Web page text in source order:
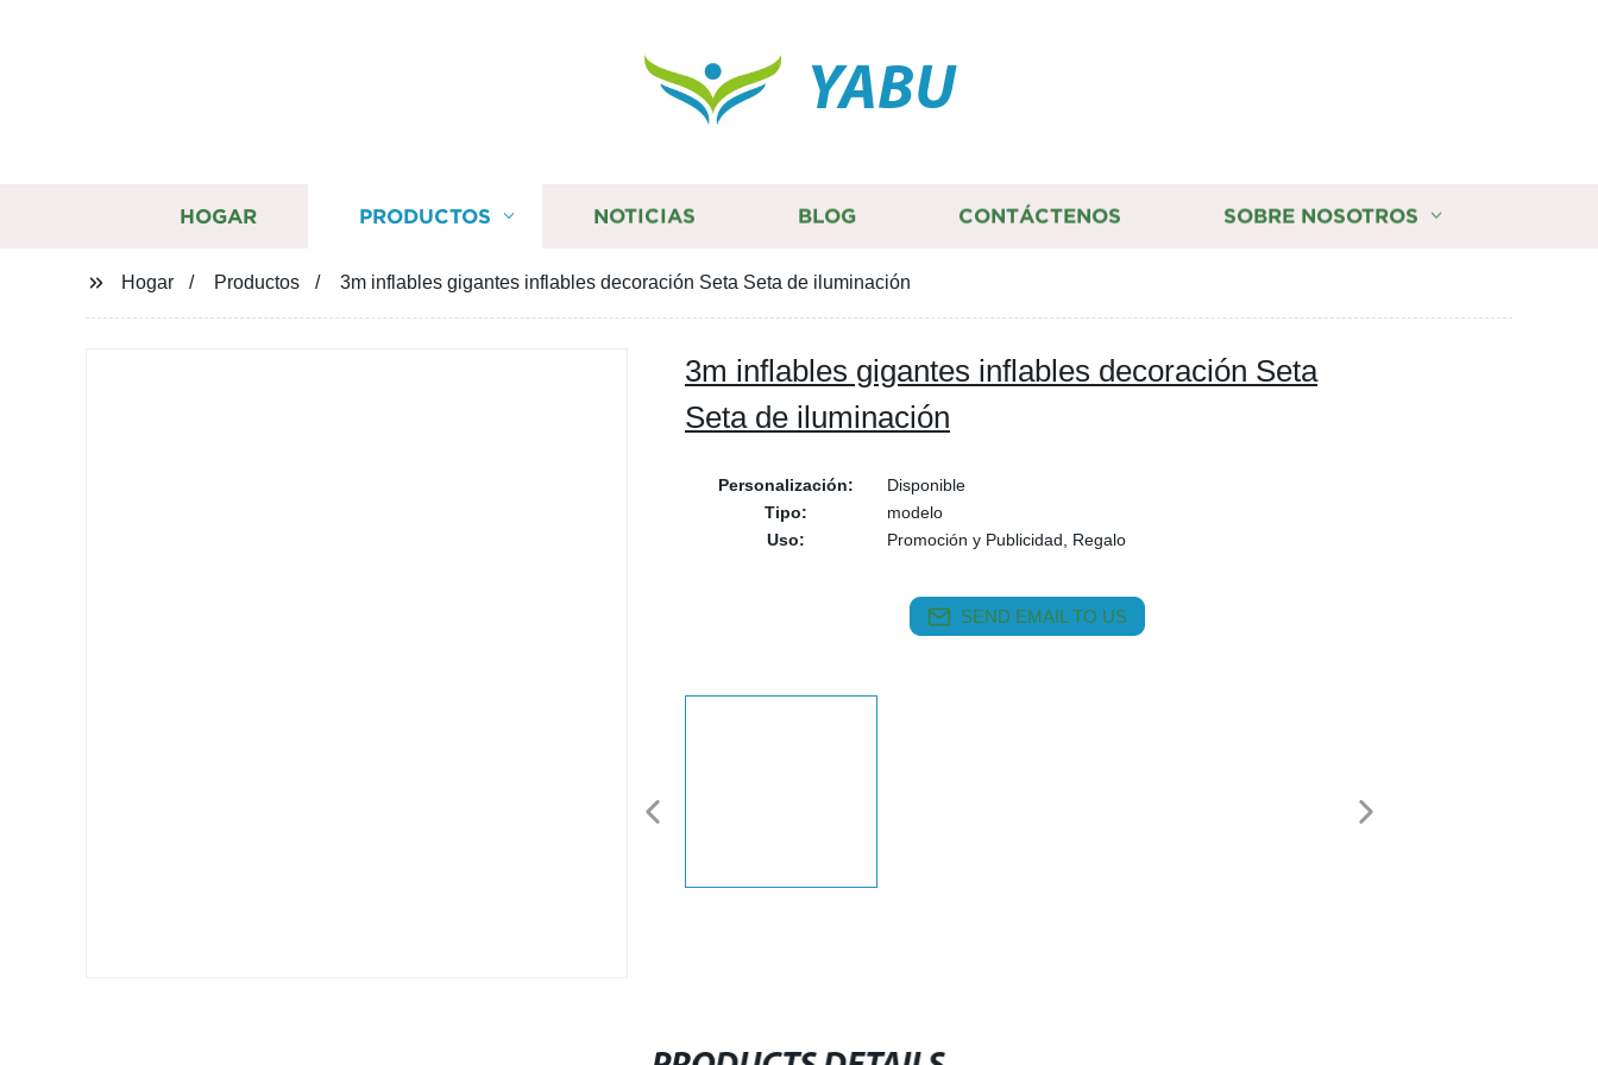
YABU
HOGAR PRODUCTOS NOTICIAS BLOG CONTÁCTENOS SOBRE NOSOTROS
Hogar Productos 3m inflables gigantes inflables decoración Seta Seta de iluminación
3m inflables gigantes inflables decoración Seta
Seta de iluminación
Personalización:
Disponible
Tipo:
modelo
Uso:
Promoción y Publicidad, Regalo
SEND EMAIL TO US